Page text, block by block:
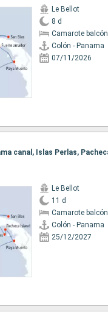
Le Bellot
8 d
Camarote balcón
Colón - Panama
07/11/2026
Le Bellot
11 d
Camarote balcón
Colón - Panama
25/12/2027